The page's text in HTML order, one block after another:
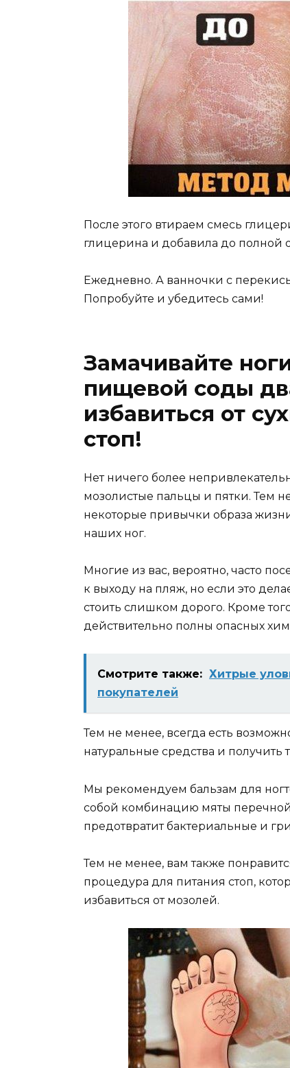
После этого втираем смесь
глицерина и добавила до полной
Ежедневно. А ванночки с
Попробуйте и убедитесь сами!
Замачивайте
пищевой соды
избавиться от
стоп!
Нет ничего более
мозолистые пальцы и пятки. Тем
некоторые привычки образа
наших ног.
Многие из вас, вероятно, часто
к выходу на пляж, но если это
стоить слишком дорого. Кроме
действительно полны опасных
Смотрите также: Хитрые
покупателей
Тем не менее, всегда есть
натуральные средства и получить
Мы рекомендуем бальзам для
собой комбинацию мяты
предотвратит бактериальные и
Тем не менее, вам также
процедура для питания стоп,
избавиться от мозолей.